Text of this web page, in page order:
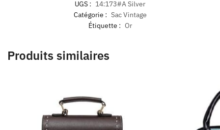
UGS : 14:173#A Silver
Catégorie : Sac Vintage
Étiquette : Or
Produits similaires